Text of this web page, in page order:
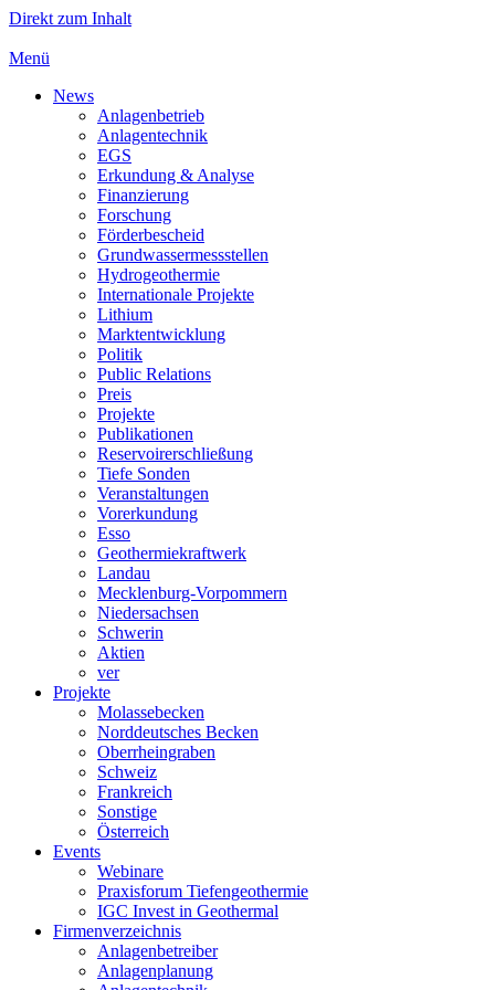
Direkt zum Inhalt
Menü
News
Anlagenbetrieb
Anlagentechnik
EGS
Erkundung & Analyse
Finanzierung
Forschung
Förderbescheid
Grundwassermessstellen
Hydrogeothermie
Internationale Projekte
Lithium
Marktentwicklung
Politik
Public Relations
Preis
Projekte
Publikationen
Reservoirerschließung
Tiefe Sonden
Veranstaltungen
Vorerkundung
Esso
Geothermiekraftwerk
Landau
Mecklenburg-Vorpommern
Niedersachsen
Schwerin
Aktien
ver
Projekte
Molassebecken
Norddeutsches Becken
Oberrheingraben
Schweiz
Frankreich
Sonstige
Österreich
Events
Webinare
Praxisforum Tiefengeothermie
IGC Invest in Geothermal
Firmenverzeichnis
Anlagenbetreiber
Anlagenplanung